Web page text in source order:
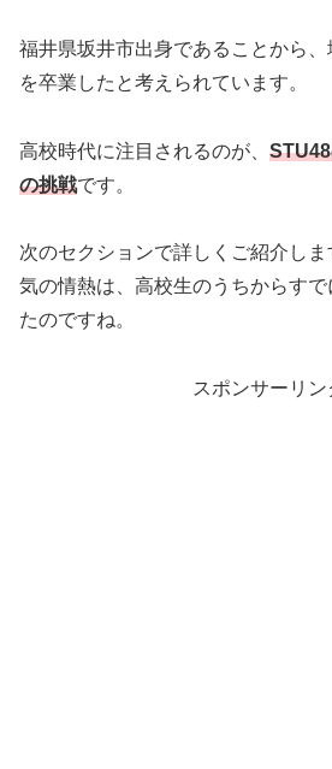
福井県坂井市出身であることから
を卒業したと考えられています。
高校時代に注目されるのが、
の挑戦です。
次のセクションで詳しくご紹介し
気の情熱は、高校生のうちからす
たのですね。
スポンサーリン